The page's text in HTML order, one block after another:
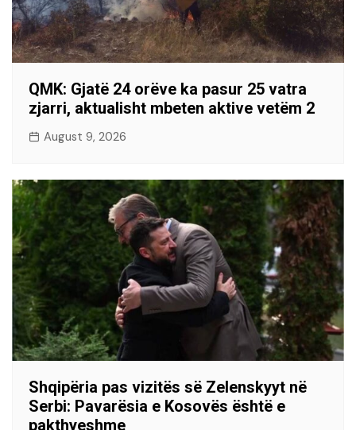
QMK: Gjatë 24 orëve ka pasur 25 vatra
zjarri, aktualisht mbeten aktive vetëm 2
August 9, 2026
Shqipëria pas vizitës së Zelenskyyt në
Serbi: Pavarësia e Kosovës është e
pakthyeshme